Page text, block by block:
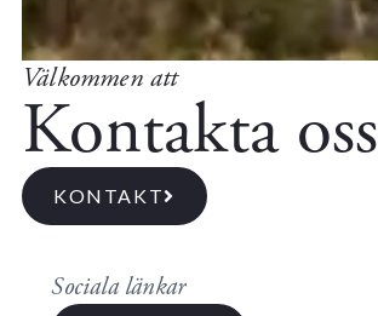
Välkommen att
Kontakta oss
KONTAKT
Sociala länkar